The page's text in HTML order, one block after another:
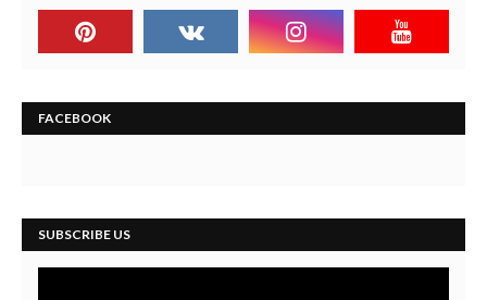
FACEBOOK
SUBSCRIBE US